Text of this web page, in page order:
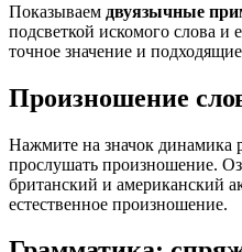
Показываем двуязычные
подсветкой искомого слова
точное значение и
Произношение
Нажмите на значок динамика
прослушать произношение.
британский и американский
естественное произношение.